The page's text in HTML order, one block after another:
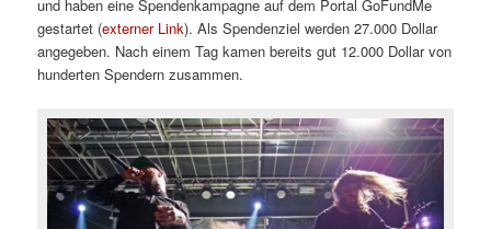
und haben eine Spendenkampagne auf dem Portal GoFundMe
gestartet (externer Link). Als Spendenziel werden 27.000 Dollar
angegeben. Nach einem Tag kamen bereits gut 12.000 Dollar von
hunderten Spendern zusammen.